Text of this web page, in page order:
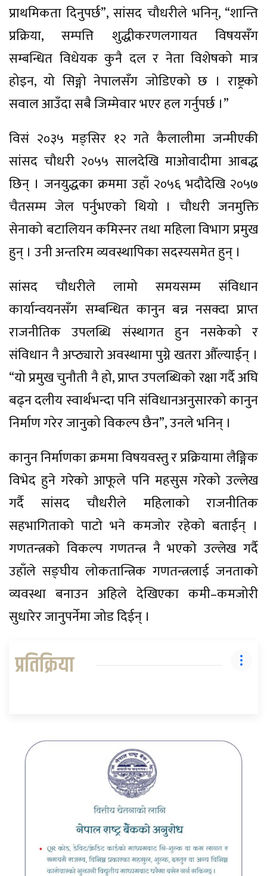
प्राथमिकता दिनुपर्छ”, सांसद चौधरीले भनिन्, “शान्ति
प्रक्रिया, सम्पत्ति शुद्धीकरणलगायत विषयसँग
सम्बन्धित विधेयक कुनै दल र नेता विशेषको मात्र
होइन, यो सिङ्गो नेपालसँग जोडिएको छ । राष्ट्रको
सवाल आउँदा सबै जिम्मेवार भएर हल गर्नुपर्छ ।”
विसं २०३५ मङ्सिर १२ गते कैलालीमा जन्मीएकी
सांसद चौधरी २०५५ सालदेखि माओवादीमा आबद्ध
छिन् । जनयुद्धका क्रममा उहाँ २०५६ भदौदेखि २०५७
चैतसम्म जेल पर्नुभएको थियो । चौधरी जनमुक्ति
सेनाको बटालियन कमिस्नर तथा महिला विभाग प्रमुख
हुन् । उनी अन्तरिम व्यवस्थापिका सदस्यसमेत हुन् ।
सांसद चौधरीले लामो समयसम्म संविधान
कार्यान्वयनसँग सम्बन्धित कानुन बन्न नसक्दा प्राप्त
राजनीतिक उपलब्धि संस्थागत हुन नसकेको र
संविधान नै अप्ठ्यारो अवस्थामा पुग्ने खतरा औँल्याईन् ।
“यो प्रमुख चुनौती नै हो, प्राप्त उपलब्धिको रक्षा गर्दै अघि
बढ्न दलीय स्वार्थभन्दा पनि संविधानअनुसारको कानुन
निर्माण गरेर जानुको विकल्प छैन”, उनले भनिन् ।
कानुन निर्माणका क्रममा विषयवस्तु र प्रक्रियामा लैङ्गिक
विभेद हुने गरेको आफूले पनि महसुस गरेको उल्लेख
गर्दै सांसद चौधरीले महिलाको राजनीतिक
सहभागिताको पाटो भने कमजोर रहेको बताईन् ।
गणतन्त्रको विकल्प गणतन्त्र नै भएको उल्लेख गर्दै
उहाँले सङ्घीय लोकतान्त्रिक गणतन्त्रलाई जनताको
व्यवस्था बनाउन अहिले देखिएका कमी–कमजोरी
सुधारेर जानुपर्नेमा जोड दिईन् ।
प्रतिक्रिया